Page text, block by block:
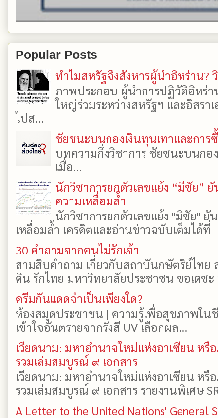
Popular Posts
ทำไมสหรัฐจึงสังหารผู้นำอิหร่าน?
ภาพประกอบ ผู้นำการปฏิวัติอิหร่า
ใหญ่ร่วมระหว่างสหรัฐฯ และอิสรา
ไปส...
ชัยชนะบนกองเงินทุนเทาและการ
บทความกึ่งวิชาการ ชัยชนะบนกอ
เมื่อ...
นักวิชาการยกตัวเลขแย้ง “มีชัย”
ความเหลื่อมล้ำ
นักวิชาการยกตัวเลขแย้ง "มีชัย"
เหลื่อมล้ำ เครดิตและอ่านข่าวฉบับเต็มได้
30 คำถามจากคนไม่รักเจ้า
สามสิบคำถาม เกี่ยวกับสถาบันกษัตริย์ไทย
ดิน รักไทย มหาวิทยาลัยประชาชน ขอเดช
ครีมกันแดดจำเป็นเพียงใด?
ห้องสมุดประชาชน | ความรู้เพื่อสุขภาพใน
เข้าใจอันตรายจากรังสี UV เลือกผล...
เวียดนาม: มหาอำนาจใหม่แห่งอาเซียน ห
รวมเล่มสมบูรณ์ ๙ เอกสาร
เวียดนาม: มหาอำนาจใหม่แห่งอาเซียน ห
รวมเล่มสมบูรณ์ ๙ เอกสาร รายงานพิเศษ
A Letter to the United Nations' General